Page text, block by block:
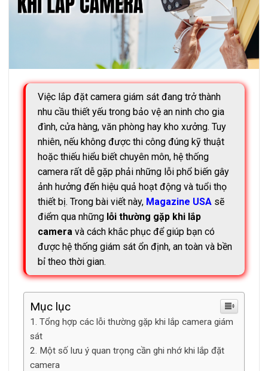
Việc lắp đặt camera giám sát đang trở thành
nhu cầu thiết yếu trong bảo vệ an ninh cho gia
đình, cửa hàng, văn phòng hay kho xưởng. Tuy
nhiên, nếu không được thi công đúng kỹ thuật
hoặc thiếu hiểu biết chuyên môn, hệ thống
camera rất dễ gặp phải những lỗi phổ biến gây
ảnh hưởng đến hiệu quả hoạt động và tuổi thọ
thiết bị. Trong bài viết này, Magazine USA sẽ
điểm qua những lỗi thường gặp khi lắp
camera và cách khắc phục để giúp bạn có
được hệ thống giám sát ổn định, an toàn và bền
bỉ theo thời gian.
Mục lục
Tổng hợp các lỗi thường gặp khi lắp camera giám
sát
Một số lưu ý quan trọng cần ghi nhớ khi lắp đặt
camera